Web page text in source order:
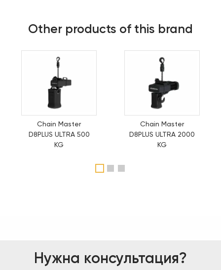
Other products of this brand
Chain Master
D8PLUS ULTRA 500
KG
Chain Master
D8PLUS ULTRA 2000
KG
1 2 3
Нужна консультация?